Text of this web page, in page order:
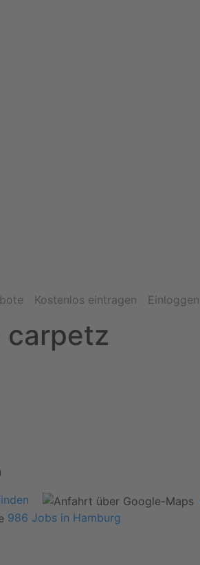
Kostenlos eintragen Einloggen
carpetz
986 Jobs in Hamburg